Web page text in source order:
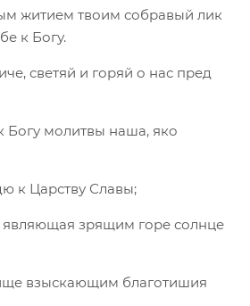
житием твоим собравый лик
к Богу.
светяй и горяй о нас пред
Богу молитвы наша, яко
к Царству Славы;
являющая зрящим горе солнце
взыскающим благотишия